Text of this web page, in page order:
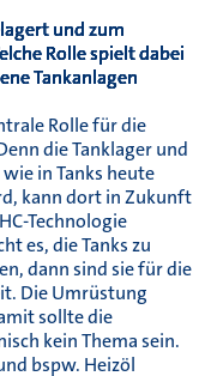
und zum
Rolle spielt dabei
Tankanlagen
Rolle für die
die Tanklager und
in Tanks heute
kann dort in Zukunft
Technologie
es, die Tanks zu
dann sind sie für die
Die Umrüstung
sollte die
kein Thema sein.
bspw. Heizöl